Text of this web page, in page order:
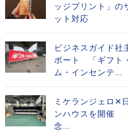
ッジプリント」
ット対応
ビジネスガイド社
ポート 「ギフト
ム・インセンテ...
ミケランジェロ✕
ンハウスを開催
念...